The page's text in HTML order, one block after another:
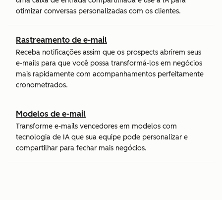
otimizar conversas personalizadas com os clientes.
Rastreamento de e-mail
Receba notificações assim que os prospects abrirem seus
e-mails para que você possa transformá-los em negócios
mais rapidamente com acompanhamentos perfeitamente
cronometrados.
Modelos de e-mail
Transforme e-mails vencedores em modelos com
tecnologia de IA que sua equipe pode personalizar e
compartilhar para fechar mais negócios.